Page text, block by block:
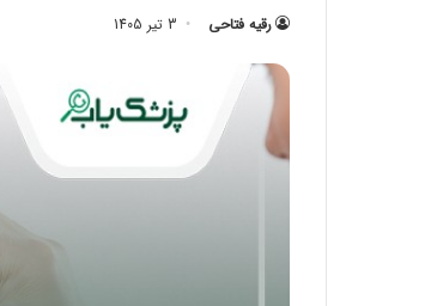
رقیه فتاحی 3 تیر 1405